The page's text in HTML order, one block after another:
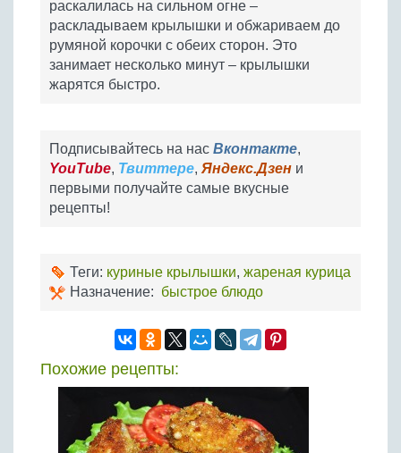
раскалилась на сильном огне –
раскладываем крылышки и обжариваем до
румяной корочки с обеих сторон. Это
занимает несколько минут – крылышки
жарятся быстро.
Подписывайтесь на нас Вконтакте,
YouTube, Твиттере, Яндекс.Дзен и
первыми получайте самые вкусные
рецепты!
Теги: куриные крылышки, жареная курица
Назначение: быстрое блюдо
Похожие рецепты: